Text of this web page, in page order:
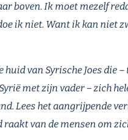
boven. Ik moet mezelf
ik niet. Want ik kan niet
huid van Syrische Joes die
met zijn vader – zich
Lees het aangrijpende
raakt van de mensen om